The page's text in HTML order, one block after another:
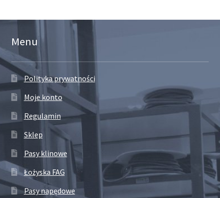
Menu
Polityka prywatności
Moje konto
Regulamin
Sklep
Pasy klinowe
Łożyska FAG
Pasy napędowe